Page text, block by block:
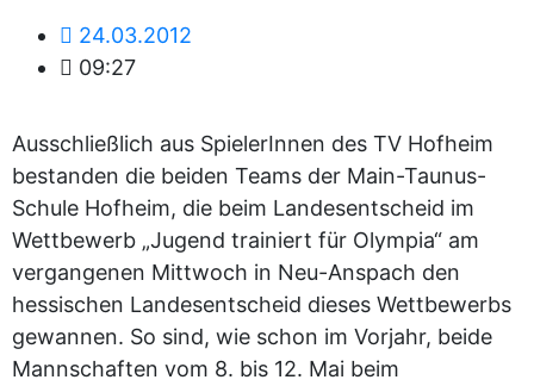
24.03.2012
09:27
Ausschließlich aus SpielerInnen des TV Hofheim
bestanden die beiden Teams der Main-Taunus-
Schule Hofheim, die beim Landesentscheid im
Wettbewerb „Jugend trainiert für Olympia“ am
vergangenen Mittwoch in Neu-Anspach den
hessischen Landesentscheid dieses Wettbewerbs
gewannen. So sind, wie schon im Vorjahr, beide
Mannschaften vom 8. bis 12. Mai beim